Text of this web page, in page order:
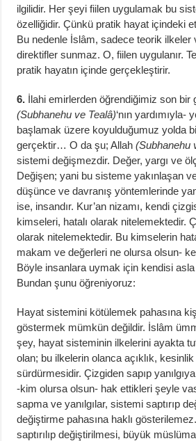
ilgilidir. Her şeyi fiilen uygulamak bu
özelliğidir. Çünkü pratik hayat içindeki
Bu nedenle İslâm, sadece teorik
direktifler sunmaz. O, fiilen uygulanır.
pratik hayatın içinde gerçekleştirir.
6. İlahi emirlerden öğrendiğimiz son
(Subhanehu ve Tealâ)‘nın
başlamak üzere koyulduğumuz yolda
gerçektir… O da şu; Allah(Subhanehu
sistemi değişmezdir. Değer, yargı ve
Değişen; yani bu sisteme yakınlaşan
düşünce ve davranış yöntemlerinde
ise, insandır. Kur’an nizamı, kendi
kimseleri, hatalı olarak nitelemektedir.
olarak nitelemektedir. Bu kimselerin
makam ve değerleri ne olursa olsun-
Böyle insanlara uymak için kendisi
Bundan şunu öğreniyoruz:
Hayat sistemini kötülemek pahasına
göstermek mümkün değildir. İslâm
şey, hayat sisteminin ilkelerini ayakta
olan; bu ilkelerin olanca açıklık, kesinlik
sürdürmesidir. Çizgiden sapıp
-kim olursa olsun- hak ettikleri şeyle
sapma ve yanılgılar, sistemi saptırıp
değiştirme pahasına haklı
saptırılıp değiştirilmesi, büyük